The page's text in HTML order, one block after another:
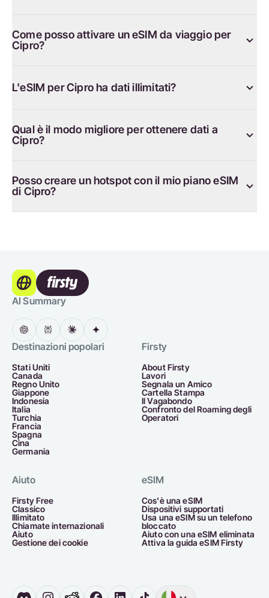
Come posso attivare un eSIM da viaggio per
Cipro?
L'eSIM per Cipro ha dati illimitati?
Qual è il modo migliore per ottenere dati a
Cipro?
Posso creare un hotspot con il mio piano eSIM
di Cipro?
AI Summary
Destinazioni popolari
Stati Uniti
Canada
Regno Unito
Giappone
Indonesia
Italia
Turchia
Francia
Spagna
Cina
Germania
Firsty
About Firsty
Lavori
Segnala un Amico
Cartella Stampa
Il Vagabondo
Confronto del Roaming degli
Operatori
Aiuto
Firsty Free
Classico
Illimitato
Chiamate internazionali
Aiuto
Gestione dei cookie
eSIM
Cos'è una eSIM
Dispositivi supportati
Usa una eSIM su un telefono
bloccato
Aiuto con una eSIM eliminata
Attiva la guida eSIM Firsty